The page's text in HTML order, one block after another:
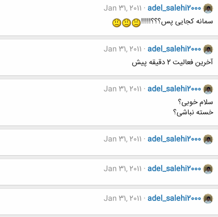
adel_salehi2000
Jan 31, 2011
سمانه کجایی پس؟؟؟!!!!!
adel_salehi2000
Jan 31, 2011
آخرين فعاليت 2 دقيقه پيش
adel_salehi2000
Jan 31, 2011
سلام خوبی؟
خسته نباشی؟
adel_salehi2000
Jan 31, 2011
adel_salehi2000
Jan 31, 2011
adel_salehi2000
Jan 31, 2011